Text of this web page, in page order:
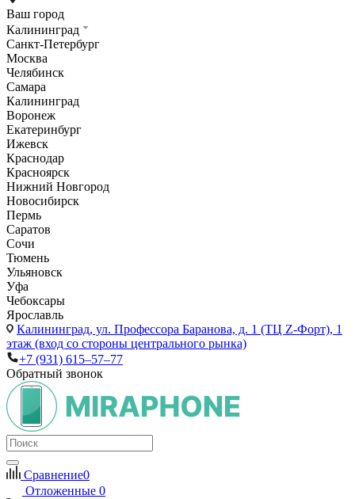
Ваш город
Калининград
Санкт-Петербург
Москва
Челябинск
Самара
Калининград
Воронеж
Екатеринбург
Ижевск
Краснодар
Красноярск
Нижний Новгород
Новосибирск
Пермь
Саратов
Сочи
Тюмень
Ульяновск
Уфа
Чебоксары
Ярославль
Калининград, ул. Профессора Баранова, д. 1 (ТЦ Z-Форт), 1
этаж (вход со стороны центрального рынка)
+7 (931) 615‒57‒77
Обратный звонок
Сравнение0
Отложенные 0